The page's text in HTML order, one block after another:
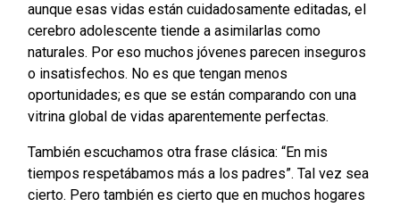
aunque esas vidas están cuidadosamente editadas, el
cerebro adolescente tiende a asimilarlas como
naturales. Por eso muchos jóvenes parecen inseguros
o insatisfechos. No es que tengan menos
oportunidades; es que se están comparando con una
vitrina global de vidas aparentemente perfectas.
También escuchamos otra frase clásica: “En mis
tiempos respetábamos más a los padres”. Tal vez sea
cierto. Pero también es cierto que en muchos hogares